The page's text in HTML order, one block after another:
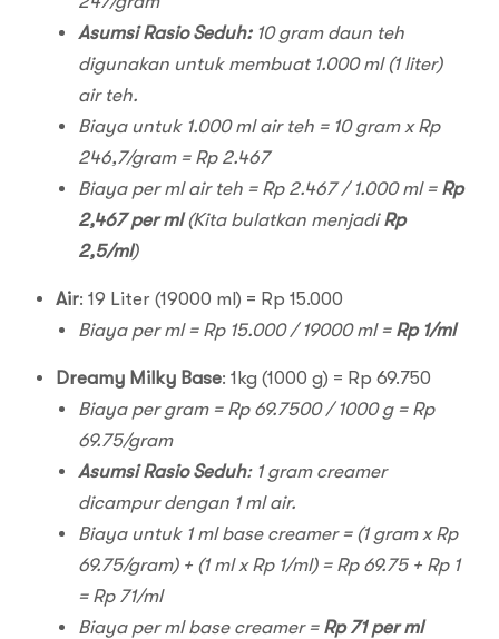
Asumsi Rasio Seduh:10 gram daun teh
digunakan untuk membuat 1.000 ml (1 liter)
air teh.
Biaya untuk 1.000 ml air teh = 10 gram x Rp
246,7/gram = Rp 2.467
Biaya per ml air teh = Rp 2.467 / 1.000 ml = Rp
2,467 per ml(Kita bulatkan menjadiRp
2,5/ml)
Air: 19 Liter (19000 ml) = Rp 15.000
Biaya per ml = Rp 15.000 / 19000 ml = Rp 1/ml
Dreamy Milky Base: 1kg (1000 g) = Rp 69.750
Biaya per gram = Rp 69.7500 / 1000 g = Rp
69.75/gram
Asumsi Rasio Seduh: 1 gram creamer
dicampur dengan 1 ml air.
Biaya untuk 1 ml base creamer = (1 gram x Rp
69.75/gram) + (1 ml x Rp 1/ml) = Rp 69.75 + Rp 1
= Rp 71/ml
Biaya per ml base creamer = Rp 71 per ml